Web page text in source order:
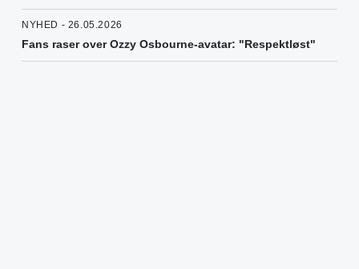
NYHED - 26.05.2026
Fans raser over Ozzy Osbourne-avatar: "Respektløst"